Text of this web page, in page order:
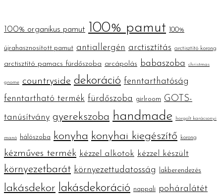
100% organikus pamut 100% pamut 100%
újrahasznosított pamut antiallergén arctisztítás arctisztító korong
arctisztító pamacs fürdőszoba arcápolás babaszoba christmas
gnome countryside dekoráció fenntarthatóság
fenntartható termék fürdőszoba girlroom
GOTS-
tanúsítvány gyerekszoba handmade horgolt karácsonyi
manó hálószoba konyha konyhai kiegészítő korong
kézműves termék kézzel alkotok kézzel készült
környezetbarát környezettudatosság lakberendezés
lakásdekor lakásdekoráció nappali poháralátét